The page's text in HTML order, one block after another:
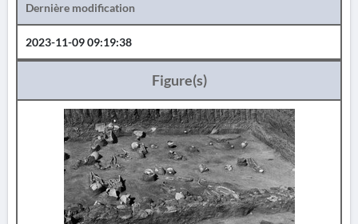
Dernière modification
2023-11-09 09:19:38
Figure(s)